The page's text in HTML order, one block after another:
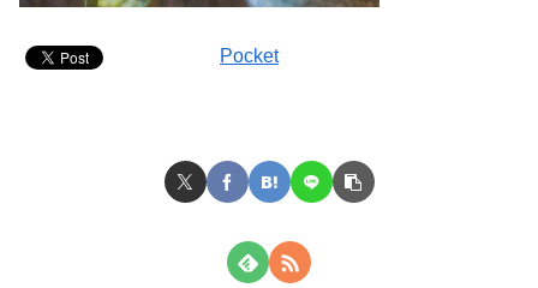
Pocket